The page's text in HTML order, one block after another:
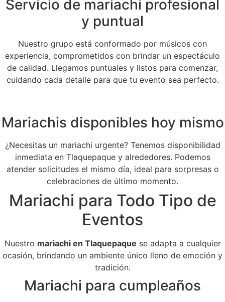
Servicio de mariachi profesional
y puntual
Nuestro grupo está conformado por músicos con
experiencia, comprometidos con brindar un espectáculo
de calidad. Llegamos puntuales y listos para comenzar,
cuidando cada detalle para que tu evento sea perfecto.
Mariachis disponibles hoy mismo
¿Necesitas un mariachi urgente? Tenemos disponibilidad
inmediata en Tlaquepaque y alrededores. Podemos
atender solicitudes el mismo día, ideal para sorpresas o
celebraciones de último momento.
Mariachi para Todo Tipo de
Eventos
Nuestro mariachi en Tlaquepaque se adapta a cualquier
ocasión, brindando un ambiente único lleno de emoción y
tradición.
Mariachi para cumpleaños